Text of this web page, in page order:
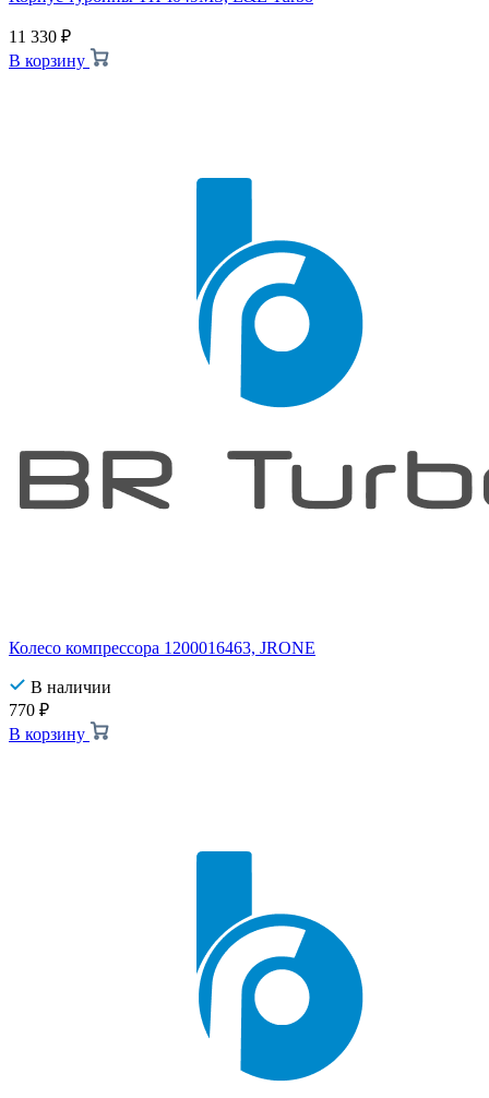
11 330 ₽
В корзину
Колесо компрессора 1200016463, JRONE
В наличии
770 ₽
В корзину